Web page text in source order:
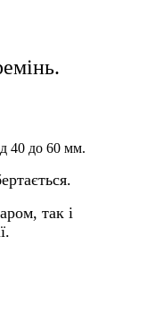
40 до 60 мм.
так і